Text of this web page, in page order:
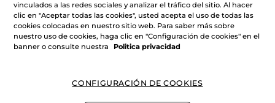
dúo
Bruma
perfumada
Vainilla
y
Coco
AÑADIR A MI CESTA
Pago Seguro
vinculados a las redes sociales y analizar el tráfico del sitio. Al hacer
clic en "Aceptar todas las cookies", usted acepta el uso de todas las
cookies colocadas en nuestro sitio web. Para saber más sobre
nuestro uso de cookies, haga clic en "Configuración de cookies" en el
banner o consulte nuestra
Politica privacidad
CONFIGURACIÓN DE COOKIES